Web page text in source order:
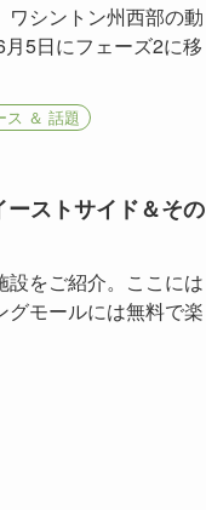
ワシントン州西部の動
5日にフェーズ2に移
ス ＆ 話題
ストサイド＆その
設をご紹介。ここには
モールには無料で楽